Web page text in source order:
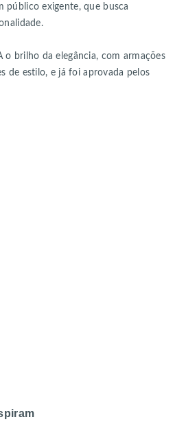
público exigente, que busca
o brilho da elegância, com armações
de estilo, e já foi aprovada pelos